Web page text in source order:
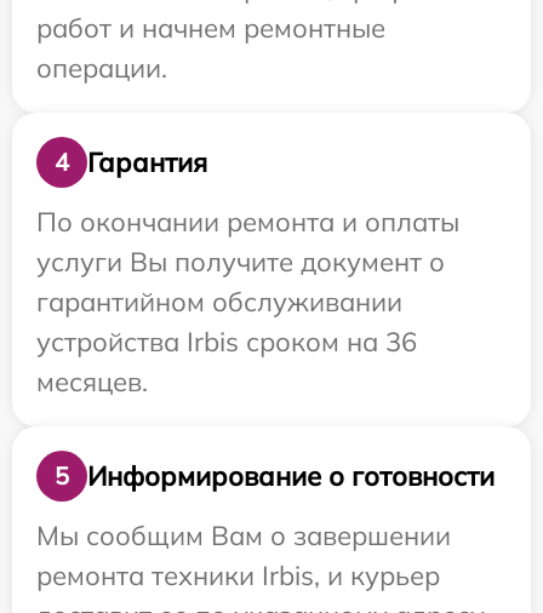
работ и начнем ремонтные
операции.
4
Гарантия
По окончании ремонта и оплаты
услуги Вы получите документ о
гарантийном обслуживании
устройства Irbis сроком на 36
месяцев.
5
Информирование о готовности
Мы сообщим Вам о завершении
ремонта техники Irbis, и курьер